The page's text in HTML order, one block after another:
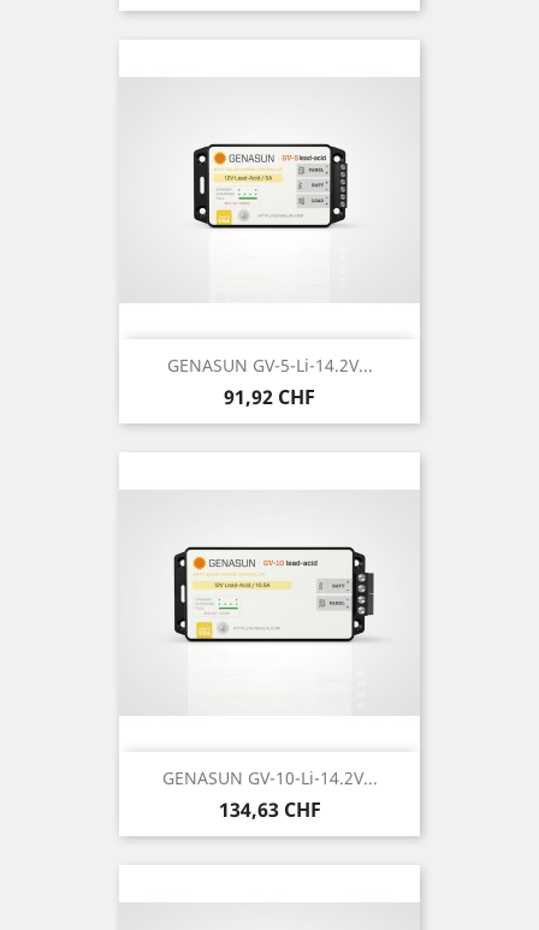
GENASUN GV-5-Li-14.2V...
Prix
91,92 CHF
GENASUN GV-10-Li-14.2V...
Prix
134,63 CHF